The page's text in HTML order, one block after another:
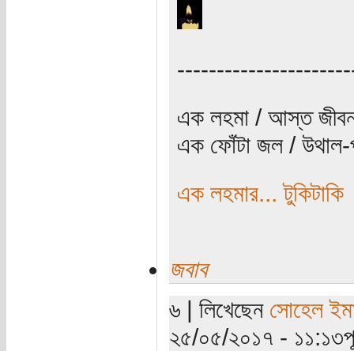
এক লহমা / আস্ত
এক ফোঁটা জল /
এক লহমার... টুকিটাকি
জবাব
৬ | লিখেছেন সোহেল
২৫/০৫/২০১৭ -